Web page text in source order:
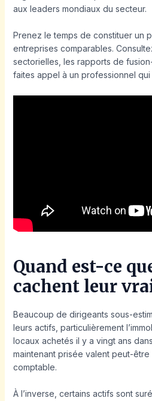
aux leaders mondiaux du secteur.
Prenez le temps de constituer un
entreprises comparables.
sectorielles, les rapports de
faites appel à un professionnel qui
Quand est-ce
cachent leur
Beaucoup de dirigeants sous-
leurs actifs, particulièrement
locaux achetés il y a vingt ans
maintenant prisée valent peut-
comptable.
À l’inverse, certains actifs sont